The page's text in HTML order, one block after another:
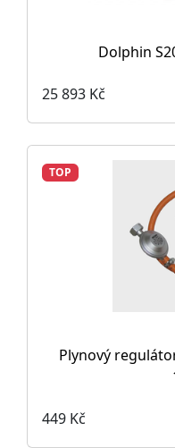
Dolphin
25 893 Kč
TOP
Plynový
449 Kč